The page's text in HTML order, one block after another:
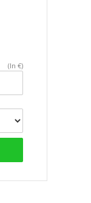
(In €)